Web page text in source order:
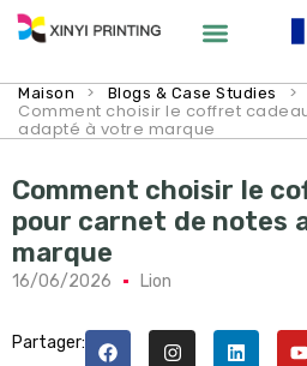
Maison > Blogs & Case Studies >
Comment choisir le coffret
adapté à votre marque
Comment choisir le
pour carnet de notes
marque
16/06/2026 Lion
Partager: